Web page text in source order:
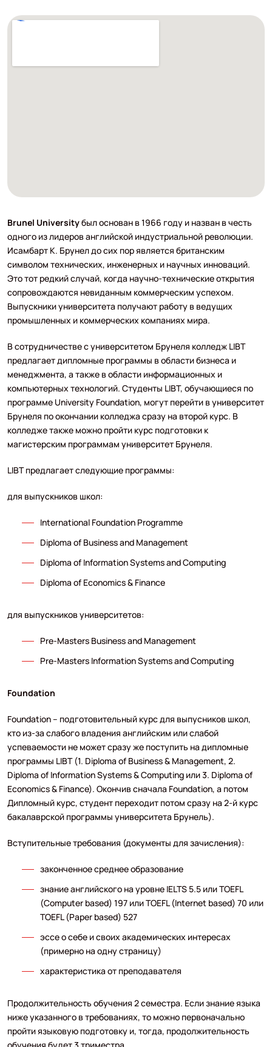
Brunel Universityбыл основан в 1966 году и назван в честь
одного из лидеров английской индустриальной революции.
Исамбарт К. Брунел до сих пор является британским
символом технических, инженерных и научных инноваций.
Это тот редкий случай, когда научно-технические открытия
сопровождаются невиданным коммерческим успехом.
Выпускники университета получают работу в ведущих
промышленных и коммерческих компаниях мира.
В сотрудничестве с университетом Брунеля колледж LIBT
предлагает дипломные программы в области бизнеса и
менеджмента, а также в области информационных и
компьютерных технологий. Студенты LIBT, обучающиеся по
программе University Foundation, могут перейти в университет
Брунеля по окончании колледжа сразу на второй курс. В
колледже также можно пройти курс подготовки к
магистерским программам университет Брунеля.
LIBT предлагает следующие программы:
для выпускников школ:
International Foundation Programme
Diploma of Business and Management
Diploma of Information Systems and Computing
Diploma of Economics & Finance
для выпускников университетов:
Pre-Masters Business and Management
Pre-Masters Information Systems and Computing
Foundation
Foundation – подготовительный курс для выпусников школ,
кто из-за слабого владения английским или слабой
успеваемости не может сразу же поступить на дипломные
программы LIBT (1. Diploma of Business & Management, 2.
Diploma of Information Systems & Computing или 3. Diploma of
Economics & Finance). Окончив сначала Foundation, а потом
Дипломный курс, студент переходит потом сразу на 2-й курс
бакалаврской программы университета Брунель).
Вступительные требования (документы для зачисления):
законченное среднее образование
знание английского на уровне IELTS 5.5 или TOEFL
(Computer based) 197 или TOEFL (Internet based) 70 или
TOEFL (Paper based) 527
эссе о себе и своих академических интересах
(примерно на одну страницу)
характеристика от преподавателя
Продолжительность обучения 2 семестра. Если знание языка
ниже указанного в требованиях, то можно первоначально
пройти языковую подготовку и, тогда, продолжительность